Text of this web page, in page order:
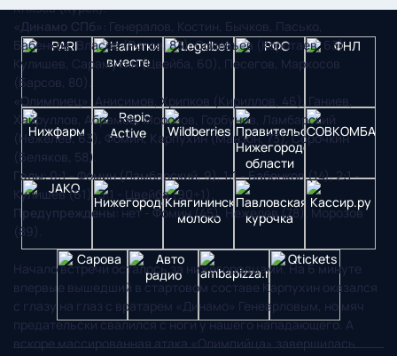
Князев (Курск).
«Динамо СПб» : Генералов, Костин, Бычков, Пасько,
Бабенков, Власов (Рогов, 83), Соловьев (Коротаев, 63),
Кулишев, Сарамутин (Цвейба, 60), Песегов, Маркосов
(Барсов, 80).
«Олимпиец» : Анисимов, Хрипков (Кириллов, 46), Ганиев,
Хайруллов, Абрамов, Морозов, Горбунов, Ламбарский
(Нежелев, 63), Фомин, Карпухин (Манзон, 73), Сорочкин
(Беляков, 58).
Голы: 0:1 - Фомин (Ламбарский, 9), 1:1 - Бабенков (14), 2:1 -
Кулишев (61), 3:1 - Цвейба (90+1).
Предупреждены: нет - Фомин (45), Нежелев (78), Морозов
(89).
Начало встречи осталось за нижегородцами. На 6 минуте
впервые вышедший в стартовом составе Карпухин оказался
с глазу на глаз с вратарем «Динамо» Генеарловым, но мяч
предательски свалился с ноги у нашего нападающего. А
вскоре массированная атака «Олимпийца» завершилась